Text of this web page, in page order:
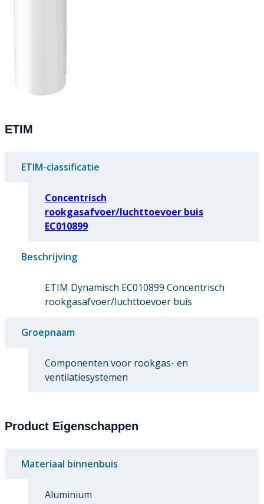
ETIM
ETIM-classificatie
Concentrisch
rookgasafvoer/luchttoevoer buis
EC010899
Beschrijving
ETIM Dynamisch EC010899 Concentrisch
rookgasafvoer/luchttoevoer buis
Groepnaam
Componenten voor rookgas- en
ventilatiesystemen
Product Eigenschappen
Materiaal binnenbuis
Aluminium